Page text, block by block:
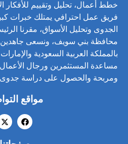
خطط أعمال، تحليل وتقييم للأفكار
فريق عمل احترافي يمتلك خبرات
الجدوى وتحليل الأسواق، مقرنا
محافظة بني سويف، ونسعى جاهدين
بالمملكة العربية السعودية
مساعدة المستثمرين ورجال
ومربحة والحصول على دراسة جدوى
مواقع